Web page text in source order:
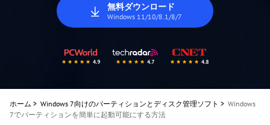
無料ダウンロード
Windows 11/10/8.1/8/7
ホーム > Windows 7向けのパーティションとディスク管理ソフト > Windows
7でパーティションを簡単に起動可能にする方法